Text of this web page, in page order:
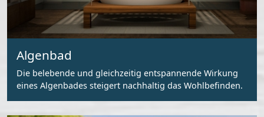
Algenbad
Die belebende und gleichzeitig entspannende Wirkung
eines Algenbades steigert nachhaltig das Wohlbefinden.